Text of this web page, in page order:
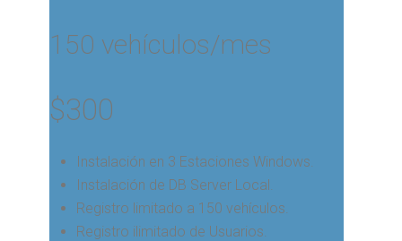
150 vehículos/mes
$300
Instalación en 3 Estaciones Windows.
Instalación de DB Server Local.
Registro limitado a 150 vehículos.
Registro ilimitado de Usuarios.